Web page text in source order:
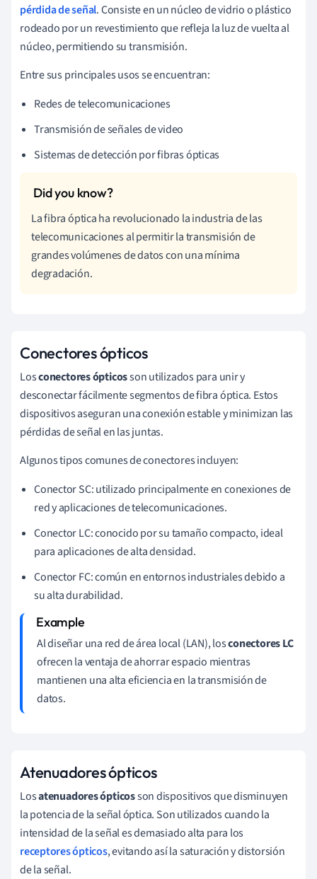
pérdida de señal. Consiste en un núcleo de vidrio o plástico
rodeado por un revestimiento que refleja la luz de vuelta al
núcleo, permitiendo su transmisión.
Entre sus principales usos se encuentran:
Redes de telecomunicaciones
Transmisión de señales de video
Sistemas de detección por fibras ópticas
La fibra óptica ha revolucionado la industria de las
telecomunicaciones al permitir la transmisión de
grandes volúmenes de datos con una mínima
degradación.
Conectores ópticos
Losconectores ópticosson utilizados para unir y
desconectar fácilmente segmentos de fibra óptica. Estos
dispositivos aseguran una conexión estable y minimizan las
pérdidas de señal en las juntas.
Algunos tipos comunes de conectores incluyen:
Conector SC: utilizado principalmente en conexiones de
red y aplicaciones de telecomunicaciones.
Conector LC: conocido por su tamaño compacto, ideal
para aplicaciones de alta densidad.
Conector FC: común en entornos industriales debido a
su alta durabilidad.
Al diseñar una red de área local (LAN), losconectores LC
ofrecen la ventaja de ahorrar espacio mientras
mantienen una alta eficiencia en la transmisión de
datos.
Atenuadores ópticos
Losatenuadores ópticosson dispositivos que disminuyen
la potencia de la señal óptica. Son utilizados cuando la
intensidad de la señal es demasiado alta para los
receptores ópticos, evitando así la saturación y distorsión
de la señal.